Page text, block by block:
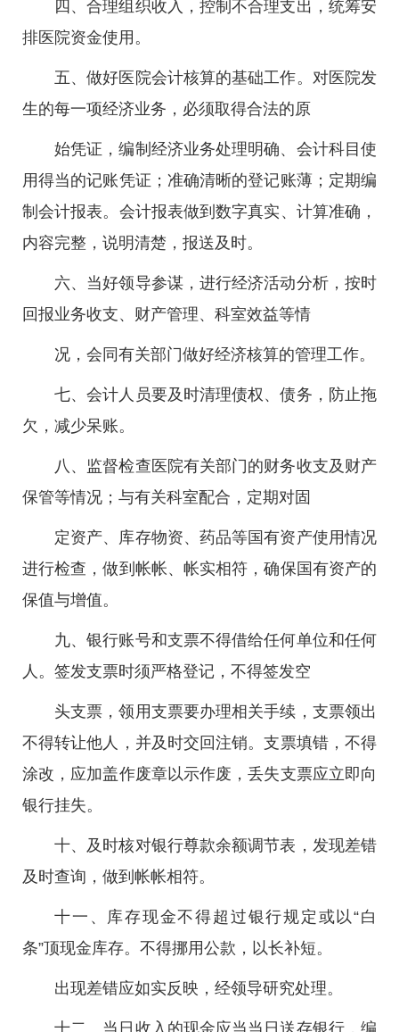
四、合理组织收入，控制不合理支出，统筹安
排医院资金使用。
五、做好医院会计核算的基础工作。对医院发
生的每一项经济业务，必须取得合法的原
始凭证，编制经济业务处理明确、会计科目使
用得当的记账凭证；准确清晰的登记账薄；定期编
制会计报表。会计报表做到数字真实、计算准确，
内容完整，说明清楚，报送及时。
六、当好领导参谋，进行经济活动分析，按时
回报业务收支、财产管理、科室效益等情
况，会同有关部门做好经济核算的管理工作。
七、会计人员要及时清理债权、债务，防止拖
欠，减少呆账。
八、监督检查医院有关部门的财务收支及财产
保管等情况；与有关科室配合，定期对固
定资产、库存物资、药品等国有资产使用情况
进行检查，做到帐帐、帐实相符，确保国有资产的
保值与增值。
九、银行账号和支票不得借给任何单位和任何
人。签发支票时须严格登记，不得签发空
头支票，领用支票要办理相关手续，支票领出
不得转让他人，并及时交回注销。支票填错，不得
涂改，应加盖作废章以示作废，丢失支票应立即向
银行挂失。
十、及时核对银行尊款余额调节表，发现差错
及时查询，做到帐帐相符。
十一、库存现金不得超过银行规定或以“白
条”顶现金库存。不得挪用公款，以长补短。
出现差错应如实反映，经领导研究处理。
十二、当日收入的现金应当当日送存银行，编